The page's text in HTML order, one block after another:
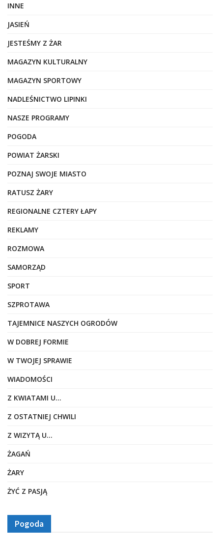
INNE
JASIEŃ
JESTEŚMY Z ŻAR
MAGAZYN KULTURALNY
MAGAZYN SPORTOWY
NADLEŚNICTWO LIPINKI
NASZE PROGRAMY
POGODA
POWIAT ŻARSKI
POZNAJ SWOJE MIASTO
RATUSZ ŻARY
REGIONALNE CZTERY ŁAPY
REKLAMY
ROZMOWA
SAMORZĄD
SPORT
SZPROTAWA
TAJEMNICE NASZYCH OGRODÓW
W DOBREJ FORMIE
W TWOJEJ SPRAWIE
WIADOMOŚCI
Z KWIATAMI U…
Z OSTATNIEJ CHWILI
Z WIZYTĄ U…
ŻAGAŃ
ŻARY
ŻYĆ Z PASJĄ
Pogoda